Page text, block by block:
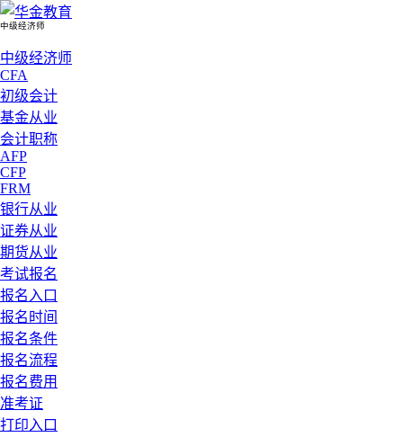
中级经济师
中级经济师
CFA
初级会计
基金从业
会计职称
AFP
CFP
FRM
银行从业
证券从业
期货从业
考试报名
报名入口
报名时间
报名条件
报名流程
报名费用
准考证
打印入口